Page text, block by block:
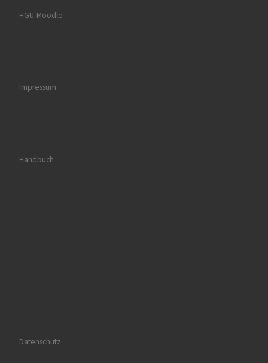
HGU-Moodle
Impressum
Handbuch
Datenschutz